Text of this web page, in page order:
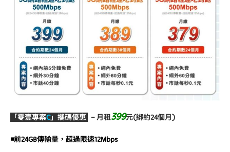
「零壹專案C」攜碼優惠 –月租399元(綁約24個月)
◾️前24GB傳輸量，超過限速12Mbps